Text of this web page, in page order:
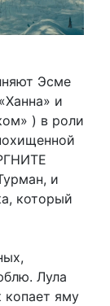
Эсме
и
) в роли
и
который
Лула
яму